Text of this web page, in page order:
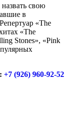
свою
в
«The
«The
Stones», «Pink
+7 (926) 960-92-52